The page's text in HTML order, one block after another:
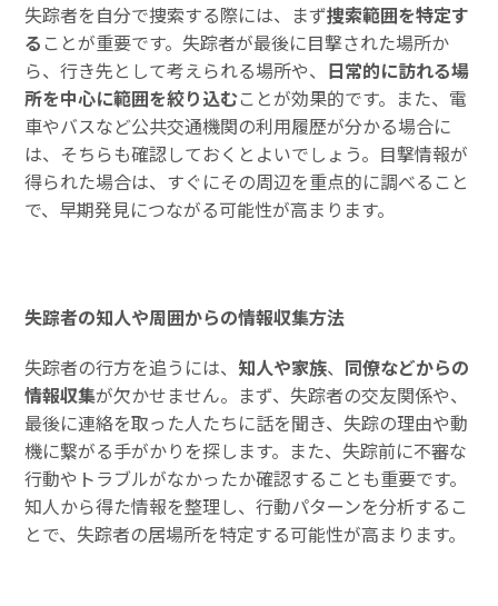
失踪者を自分で捜索する際には、まず捜索範囲を特定す
る ことが重要です。失踪者が最後に目撃された場所か
ら、行き先として考えられる場所や、 日常的に訪れる場
所を中心に範囲を絞り込むことが効果的です。また、電
車やバスなど公共交通機関の利用履歴が分かる場合に
は、そちらも確認しておくとよいでしょう。目撃情報が
得られた場合は、すぐにその周辺を重点的に調べること
で、早期発見につながる可能性が高まります。
失踪者の知人や周囲からの情報収集方法
失踪者の行方を追うには、 知人や家族、 同僚などからの
情報収集が欠かせません。まず、失踪者の交友関係や、
最後に連絡を取った人たちに話を聞き、失踪の理由や動
機に繋がる手がかりを探します。また、失踪前に不審な
行動やトラブルがなかったか確認することも重要です。
知人から得た情報を整理し、行動パターンを分析するこ
とで、失踪者の居場所を特定する可能性が高まります。